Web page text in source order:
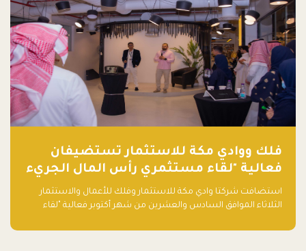
فلك ووادي مكة للاستثمار تستضيفان
فعالية "لقاء مستثمري رأس المال الجريء
في المنطقة"
استضافت شركتا وادي مكة للاستثمار وفلك للأعمال والاستثمار
الثلاثاء الموافق السادس والعشرين من شهر أكتوبر فعالية "لقاء
مشاركاً من أبرز صناديق رأس المال الجريء وممثلي المؤسسات